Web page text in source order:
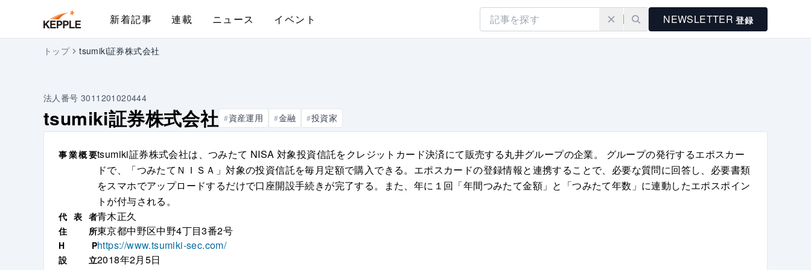
新着記事 連載 ニュース イベント NEWSLETTER 登録
トップ tsumiki証券株式会社
法人番号 3011201020444
tsumiki証券株式会社 #資産運用 #金融 #投資家
事業概要tsumiki証券株式会社は、つみたて NISA 対象投資信託をクレジットカード決済にて販売する丸井グループの企業。 グループの発行するエポスカー
ドで、「つみたてＮＩＳＡ」対象の投資信託を毎月定額で購入できる。エポスカードの登録情報と連携することで、必要な質問に回答し、必要書類
をスマホでアップロードするだけで口座開設手続きが完了する。また、年に１回「年間つみたて金額」と「つみたて年数」に連動したエポスポイン
トが付与される。
代 表 者青木正久
住 所東京都中野区中野4丁目3番2号
H Phttps://www.tsumiki-sec.com/
設 立2018年2月5日